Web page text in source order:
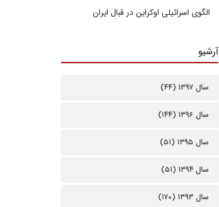
الگوی اسرائیلی اوکراین در قبال ایران
آرشیو
سال ۱۳۹۷ (۴۴)
سال ۱۳۹۶ (۱۴۴)
سال ۱۳۹۵ (۵۱)
سال ۱۳۹۴ (۵۱)
سال ۱۳۹۳ (۱۷۰)